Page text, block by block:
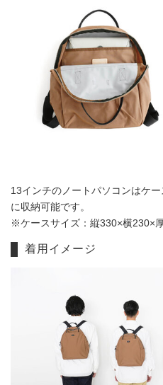
13インチのノートパソコンはケ
に収納可能です。
※ケースサイズ：縦330×横230×
着用イメージ